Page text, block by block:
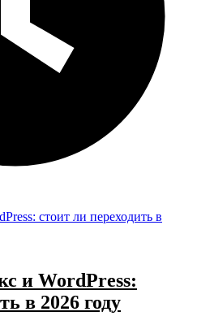
и WordPress:
в 2026 году